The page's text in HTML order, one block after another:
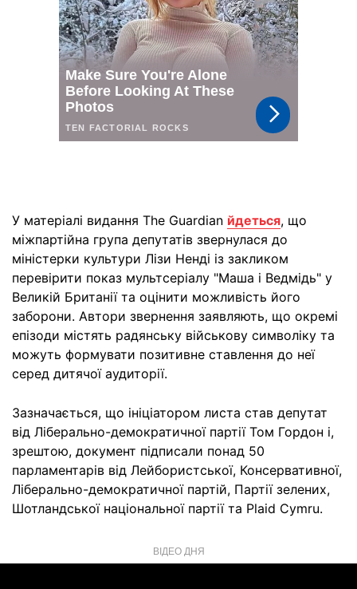
У матеріалі видання The Guardian йдеться, що
міжпартійна група депутатів звернулася до
міністерки культури Лізи Ненді із закликом
перевірити показ мультсеріалу "Маша і Ведмідь" у
Великій Британії та оцінити можливість його
заборони. Автори звернення заявляють, що окремі
епізоди містять радянську військову символіку та
можуть формувати позитивне ставлення до неї
серед дитячої аудиторії.
Зазначається, що ініціатором листа став депутат
від Ліберально-демократичної партії Том Гордон і,
зрештою, документ підписали понад 50
парламентарів від Лейбористської, Консервативної,
Ліберально-демократичної партій, Партії зелених,
Шотландської національної партії та Plaid Cymru.
ВІДЕО ДНЯ